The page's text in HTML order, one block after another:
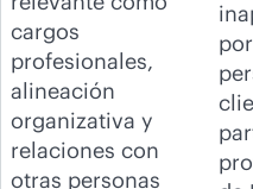
cargos
profesionales,
alineación
organizativa y
relaciones con
otras personas